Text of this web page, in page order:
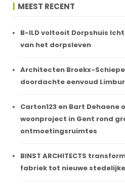
MEEST RECENT
B-ILD voltooit Dorpshuis
van het dorpsleven
Architecten Broekx-
doordachte eenvoud
Carton123 en Bart
woonproject in Gent rond
ontmoetingsruimtes
BINST ARCHITECTS
fabriek tot nieuwe